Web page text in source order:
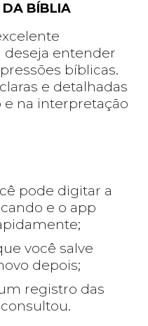
DA BÍBLIA
entender
bíblicas.
e detalhadas
na interpretação
pode digitar a
e o app
você salve
depois;
registro das